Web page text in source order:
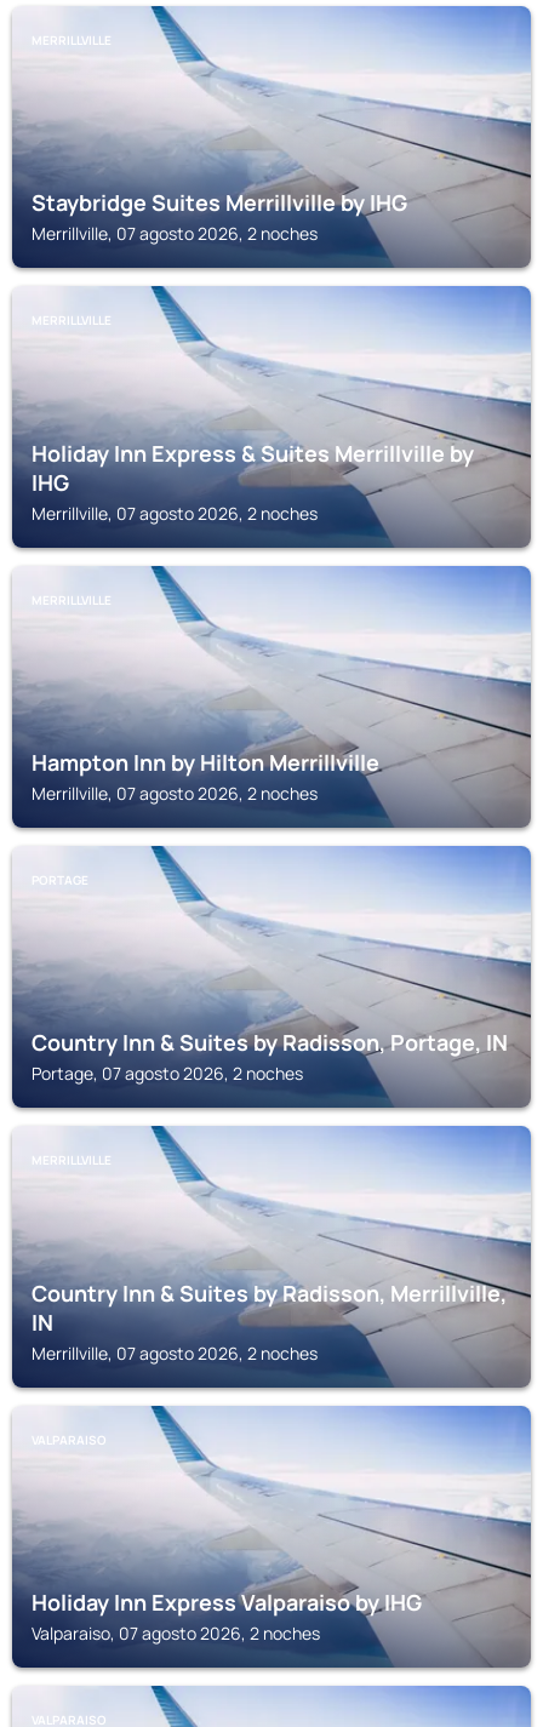
MERRILLVILLE
Staybridge Suites Merrillville by IHG
Merrillville, 07 agosto 2026, 2 noches
MERRILLVILLE
Holiday Inn Express & Suites Merrillville by
IHG
Merrillville, 07 agosto 2026, 2 noches
MERRILLVILLE
Hampton Inn by Hilton Merrillville
Merrillville, 07 agosto 2026, 2 noches
PORTAGE
Country Inn & Suites by Radisson, Portage, IN
Portage, 07 agosto 2026, 2 noches
MERRILLVILLE
Country Inn & Suites by Radisson, Merrillville,
IN
Merrillville, 07 agosto 2026, 2 noches
VALPARAISO
Holiday Inn Express Valparaiso by IHG
Valparaiso, 07 agosto 2026, 2 noches
VALPARAISO